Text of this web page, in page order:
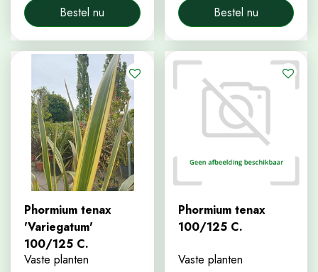
Bestel nu Bestel nu
Phormium tenax
'Variegatum'
100/125 C.
Vaste planten
Phormium tenax
100/125 C.
Vaste planten